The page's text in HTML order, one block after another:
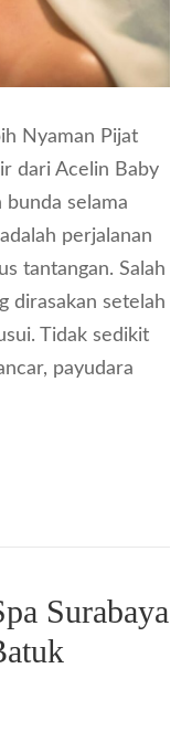
Nyaman Pijat
dari Acelin Baby
selama
perjalanan
tantangan. Salah
dirasakan setelah
Tidak sedikit
payudara
Surabaya